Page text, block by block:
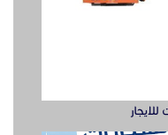
الشرقية